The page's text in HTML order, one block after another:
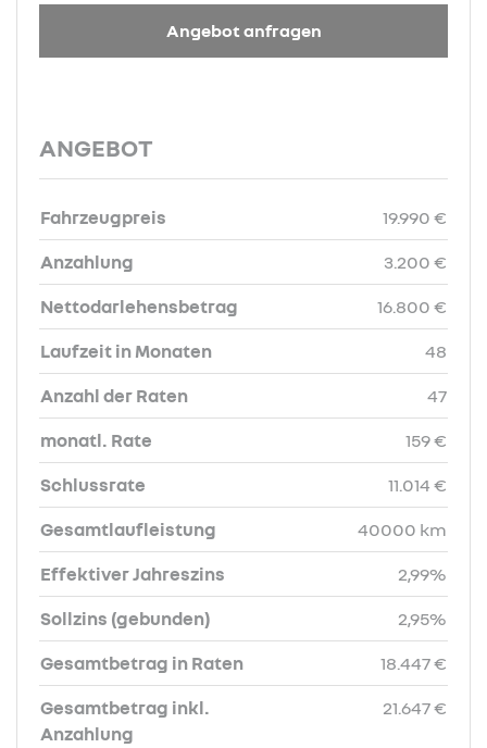
Angebot anfragen
ANGEBOT
Fahrzeugpreis 19.990 €
Anzahlung 3.200 €
Nettodarlehensbetrag 16.800 €
Laufzeit in Monaten 48
Anzahl der Raten 47
monatl. Rate 159 €
Schlussrate 11.014 €
Gesamtlaufleistung 40000 km
Effektiver Jahreszins 2,99%
Sollzins (gebunden) 2,95%
Gesamtbetrag in Raten 18.447 €
Gesamtbetrag inkl.
Anzahlung
21.647 €